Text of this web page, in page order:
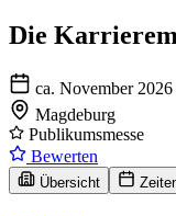
Die
ca. November 2026
Magdeburg
Publikumsmesse
Bewerten
Übersicht